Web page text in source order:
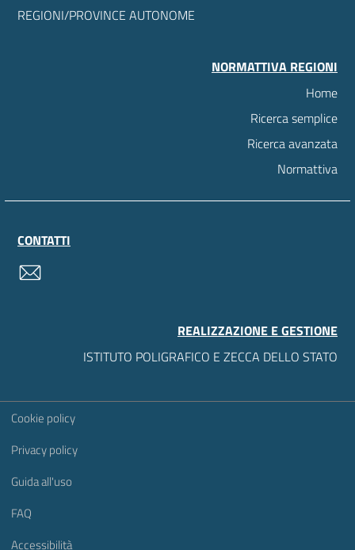
REGIONI/PROVINCE AUTONOME
NORMATTIVA REGIONI
Home
Ricerca semplice
Ricerca avanzata
Normattiva
CONTATTI
REALIZZAZIONE E GESTIONE
ISTITUTO POLIGRAFICO E ZECCA DELLO STATO
Sezione Link Utili
Cookie policy
Privacy policy
Guida all'uso
FAQ
Accessibilità